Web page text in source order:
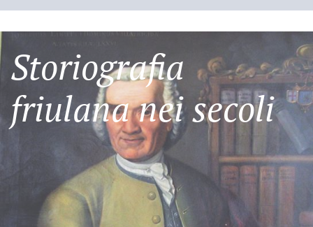
Friulani
Storiografia
friulana nei secoli